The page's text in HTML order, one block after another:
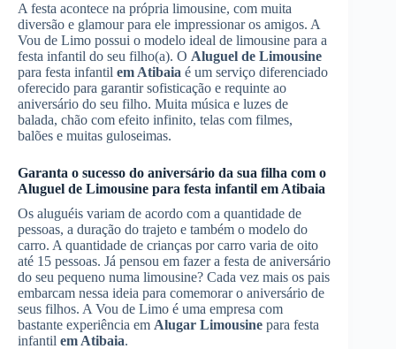
A festa acontece na própria limousine, com muita
diversão e glamour para ele impressionar os amigos. A
Vou de Limo possui o modelo ideal de limousine para a
festa infantil do seu filho(a). O Aluguel de Limousine
para festa infantil em Atibaia é um serviço diferenciado
oferecido para garantir sofisticação e requinte ao
aniversário do seu filho. Muita música e luzes de
balada, chão com efeito infinito, telas com filmes,
balões e muitas guloseimas.
Garanta o sucesso do aniversário da sua filha com o
Aluguel de Limousine para festa infantil em Atibaia
Os aluguéis variam de acordo com a quantidade de
pessoas, a duração do trajeto e também o modelo do
carro. A quantidade de crianças por carro varia de oito
até 15 pessoas. Já pensou em fazer a festa de aniversário
do seu pequeno numa limousine? Cada vez mais os pais
embarcam nessa ideia para comemorar o aniversário de
seus filhos. A Vou de Limo é uma empresa com
bastante experiência em Alugar Limousine para festa
infantil em Atibaia.